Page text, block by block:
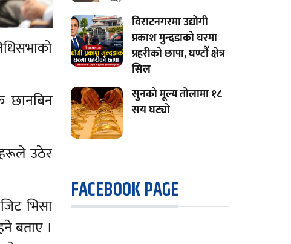
छानबिन
उठेर
भिसा
बताए ।
विराटनगरमा उद्योगी
प्रकाश मुन्दडाको घरमा
प्रहरीको छापा, घण्टौँ क्षेत्र
सिल
सुनको मूल्य तोलामा १८
सय घट्यो
FACEBOOK PAGE